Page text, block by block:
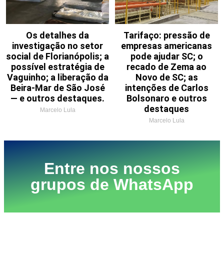
Os detalhes da
investigação no setor
social de Florianópolis; a
possível estratégia de
Vaguinho; a liberação da
Beira-Mar de São José
— e outros destaques.
Marcelo Lula
Tarifaço: pressão de
empresas americanas
pode ajudar SC; o
recado de Zema ao
Novo de SC; as
intenções de Carlos
Bolsonaro e outros
destaques
Marcelo Lula
Entre nos nossos
grupos de WhatsApp